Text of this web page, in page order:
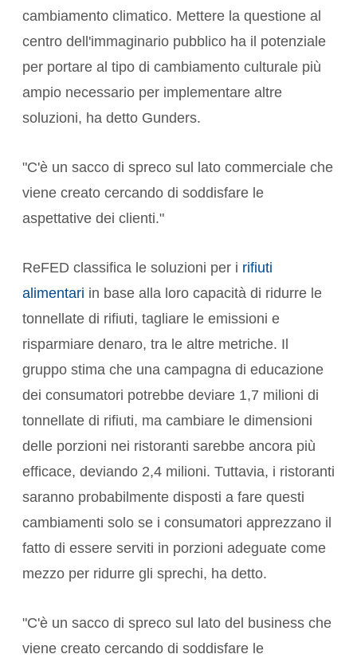
cambiamento climatico. Mettere la questione al
centro dell'immaginario pubblico ha il potenziale
per portare al tipo di cambiamento culturale più
ampio necessario per implementare altre
soluzioni, ha detto Gunders.
"C'è un sacco di spreco sul lato commerciale che
viene creato cercando di soddisfare le
aspettative dei clienti."
ReFED classifica le soluzioni per i rifiuti
alimentari in base alla loro capacità di ridurre le
tonnellate di rifiuti, tagliare le emissioni e
risparmiare denaro, tra le altre metriche. Il
gruppo stima che una campagna di educazione
dei consumatori potrebbe deviare 1,7 milioni di
tonnellate di rifiuti, ma cambiare le dimensioni
delle porzioni nei ristoranti sarebbe ancora più
efficace, deviando 2,4 milioni. Tuttavia, i ristoranti
saranno probabilmente disposti a fare questi
cambiamenti solo se i consumatori apprezzano il
fatto di essere serviti in porzioni adeguate come
mezzo per ridurre gli sprechi, ha detto.
"C'è un sacco di spreco sul lato del business che
viene creato cercando di soddisfare le